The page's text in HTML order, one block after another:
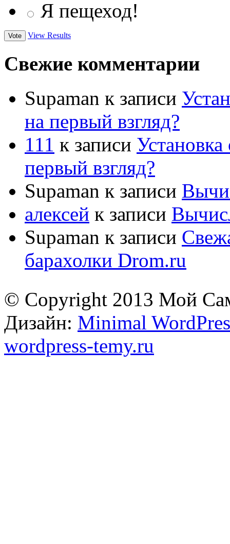
Я пещеход!
View Results
Свежие комментарии
Supaman к записи
на первый взгляд?
111 к записи Установка
первый взгляд?
Supaman к записи
алексей к записи
Supaman к записи
барахолки Drom.ru
© Copyright 2013 Мой
Дизайн: Minimal
wordpress-temy.ru